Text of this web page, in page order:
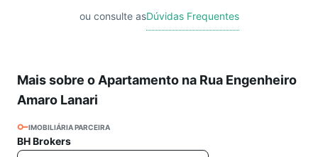
ou consulte asDúvidas Frequentes
Mais sobre o Apartamento na Rua Engenheiro
Amaro Lanari
IMOBILIÁRIA PARCEIRA
BH Brokers